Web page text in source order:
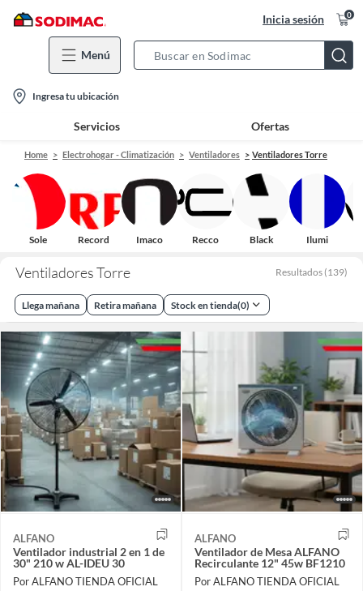
Inicia sesión 0
Menú
Bar
location-
icon
Ingresa tu ubicación
Servicios Ofertas
Home Electrohogar - Climatización Ventiladores Ventiladores Torre
Sole Record Imaco Recco Black Ilumi
Ventiladores Torre Resultados (139)
Llega mañana Retira mañana Stock en tienda(0)
ALFANO
Ventilador industrial 2 en 1 de
30" 210 w AL-IDEU 30
Por ALFANO TIENDA OFICIAL
ALFANO
Ventilador de Mesa ALFANO
Recirculante 12" 45w BF1210
Por ALFANO TIENDA OFICIAL